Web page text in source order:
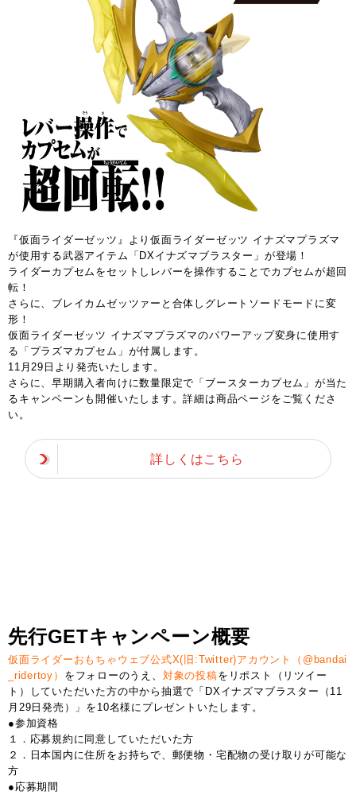
『仮面ライダーゼッツ』より仮面ライダーゼッツ イナズマプラズマ
が使用する武器アイテム「DXイナズマブラスター」が登場！
ライダーカプセムをセットしレバーを操作することでカプセムが超回
転！
さらに、ブレイカムゼッツァーと合体しグレートソードモードに変
形！
仮面ライダーゼッツ イナズマプラズマのパワーアップ変身に使用す
る「プラズマカプセム」が付属します。
11月29日より発売いたします。
さらに、早期購入者向けに数量限定で「ブースターカプセム」が当た
るキャンペーンも開催いたします。詳細は商品ページをご覧くださ
い。
詳しくはこちら
先行GETキャンペーン概要
仮面ライダーおもちゃウェブ公式X(旧:Twitter)アカウント（@bandai
_ridertoy） をフォローのうえ、 対象の投稿をリポスト（リツイー
ト）していただいた方の中から抽選で「DXイナズマブラスター（11
月29日発売）」を10名様にプレゼントいたします。
●参加資格
１．応募規約に同意していただいた方
２．日本国内に住所をお持ちで、郵便物・宅配物の受け取りが可能な
方
●応募期間